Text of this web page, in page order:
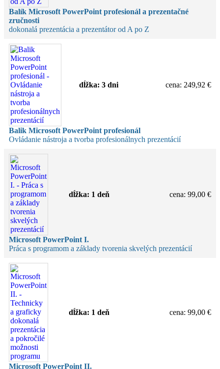
Balík Microsoft PowerPoint profesionál a prezentačné
zručnosti
dokonalá prezentácia a prezentátor od A po Z
Balik Microsoft PowerPoint profesionál
Ovládanie nástroja a tvorba profesionálnych prezentácií
dĺžka:3 dni cena: 249,92 €
Microsoft PowerPoint I.
Práca s programom a základy tvorenia skvelých prezentácií
dĺžka: 1 deň cena: 99,00 €
Microsoft PowerPoint II.
dĺžka: 1 deň cena: 99,00 €